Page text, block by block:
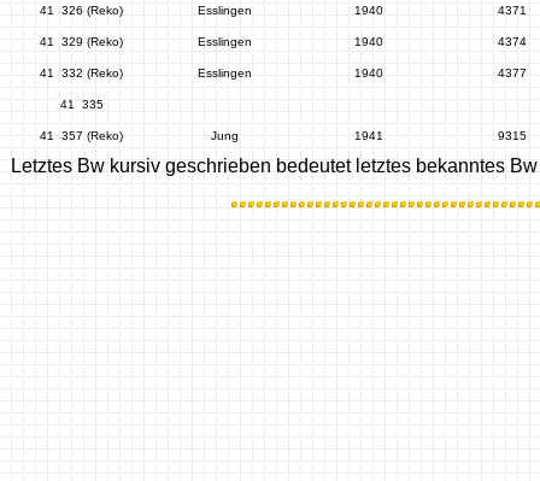
41 326 (Reko) Esslingen 1940 4371
41 329 (Reko) Esslingen 1940 4374
41 332 (Reko) Esslingen 1940 4377
41 335
41 357 (Reko) Jung 1941 9315
Letztes Bw kursiv geschrieben bedeutet letztes bekanntes Bw